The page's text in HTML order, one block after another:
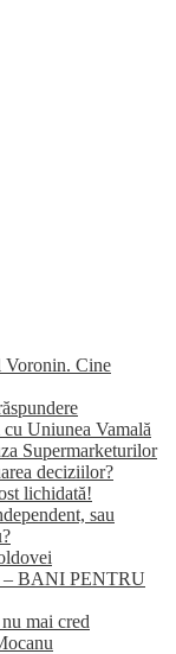
Voronin. Cine
Uniunea Vamală
Supermarketurilor
deciziilor?
lichidată!
sau
BANI PENTRU
mai cred